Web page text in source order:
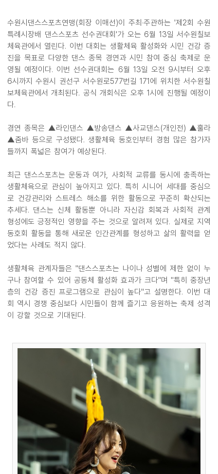
수원시댄스스포츠연맹(회장 이매선)이 주최·주관하는 '제2회 수원
특례시장배 댄스스포츠 선수권대회'가 오는 6월 13일 서수원칠보
체육관에서 열린다. 이번 대회는 생활체육 활성화와 시민 건강 증
진을 목표로 다양한 댄스 종목 경연과 시민 참여 중심 축제로 운
영될 예정이다. 이번 선수권대회는 6월 13일 오전 9시부터 오후
6시까지 수원시 권선구 서수원로577번길 171에 위치한 서수원칠
보체육관에서 개최된다. 공식 개회식은 오후 1시에 진행될 예정이
다.
경연 종목은 ▲라인댄스 ▲방송댄스 ▲사교댄스(개인전) ▲훌라
▲줌바 등으로 구성됐다. 생활체육 동호인부터 경험 많은 참가자
들까지 폭넓은 참여가 예상된다.
최근 댄스스포츠는 운동과 여가, 사회적 교류를 동시에 충족하는
생활체육으로 관심이 높아지고 있다. 특히 시니어 세대를 중심으
로 건강관리와 스트레스 해소를 위한 활동으로 꾸준히 확산되는
추세다. 댄스는 신체 활동뿐 아니라 자신감 회복과 사회적 관계
형성에도 긍정적인 영향을 주는 것으로 알려져 있다. 실제로 지역
동호회 활동을 통해 새로운 인간관계를 형성하고 삶의 활력을 얻
었다는 사례도 적지 않다.
생활체육 관계자들은 "댄스스포츠는 나이나 성별에 제한 없이 누
구나 참여할 수 있어 공동체 활성화 효과가 크다"며 "특히 중장년
층의 건강 증진 프로그램으로 관심이 높다"고 설명한다. 이번 대
회 역시 경쟁 중심보다 시민들이 함께 즐기고 응원하는 축제 성격
이 강할 것으로 기대된다.